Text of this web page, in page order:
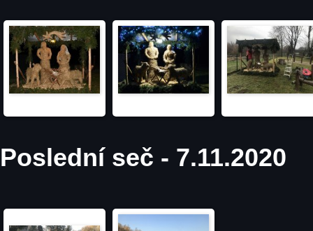
Poslední seč - 7.11.2020